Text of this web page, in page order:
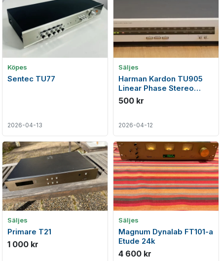
Köpes
Sentec TU77
2026-04-13
Säljes
Harman Kardon TU905
Linear Phase Stereo
FM/AM Tuner (1985-86)
500 kr
2026-04-12
Säljes
Primare T21
1 000 kr
Säljes
Magnum Dynalab FT101-a
Etude 24k
4 600 kr